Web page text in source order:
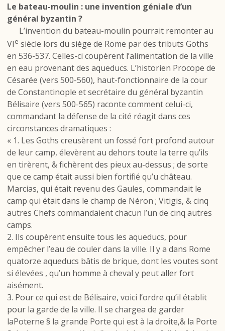
Le bateau-moulin : une invention géniale d’un
général byzantin ?
L’invention du bateau-moulin pourrait remonter au
VIe siècle lors du siège de Rome par des tributs Goths
en 536-537. Celles-ci coupèrent l’alimentation de la ville
en eau provenant des aqueducs. L’historien Procope de
Césarée (vers 500-560), haut-fonctionnaire de la cour
de Constantinople et secrétaire du général byzantin
Bélisaire (vers 500-565) raconte comment celui-ci,
commandant la défense de la cité réagit dans ces
circonstances dramatiques :
« 1. Les Goths creusèrent un fossé fort profond autour
de leur camp, élevèrent au dehors toute la terre qu’ils
en tirèrent, & fichèrent des pieux au-dessus ; de sorte
que ce camp était aussi bien fortifié qu’u château.
Marcias, qui était revenu des Gaules, commandait le
camp qui était dans le champ de Néron ; Vitigis, & cinq
autres Chefs commandaient chacun l’un de cinq autres
camps.
2. Ils coupèrent ensuite tous les aqueducs, pour
empêcher l’eau de couler dans la ville. Il y a dans Rome
quatorze aqueducs bâtis de brique, dont les voutes sont
si élevées , qu’un homme à cheval y peut aller fort
aisément.
3. Pour ce qui est de Bélisaire, voici l’ordre qu’il établit
pour la garde de la ville. Il se chargea de garder
laPoterne § la grande Porte qui est à la droite,& la Porte